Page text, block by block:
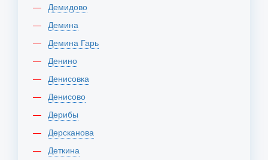
Демидово
Демина
Демина Гарь
Денино
Денисовка
Денисово
Дерибы
Дерсканова
Деткина